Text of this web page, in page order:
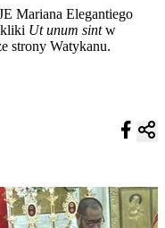
Mariana Elegantiego
Ut unum sintw
strony Watykanu.